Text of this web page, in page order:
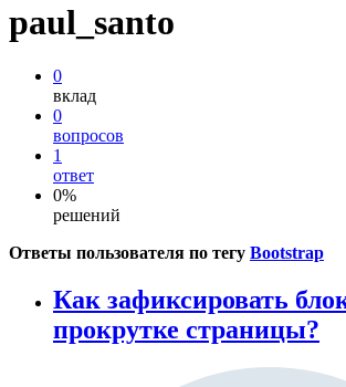
paul_santo
0
вклад
0
вопросов
1
ответ
0%
решений
Ответы пользователя по тегу Bootstrap
Как зафиксировать
прокрутке страницы?